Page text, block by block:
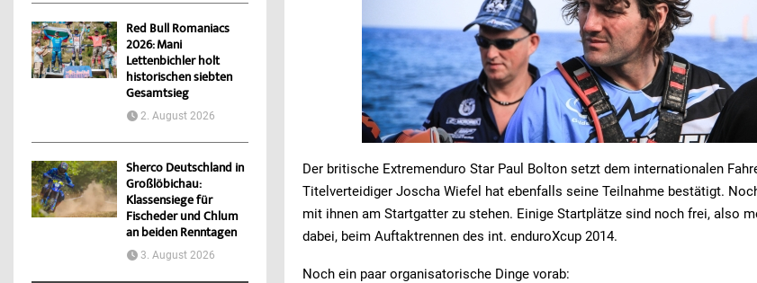
Der britische Extremenduro Star Paul Bolton setzt dem internationalen
Titelverteidiger Joscha Wiefel hat ebenfalls seine Teilnahme bestätigt.
mit ihnen am Startgatter zu stehen. Einige Startplätze sind noch frei, also
dabei, beim Auftaktrennen des int. enduroXcup 2014.
Noch ein paar organisatorische Dinge vorab:
Red Bull Romaniacs
2026: Mani
Lettenbichler holt
historischen siebten
Gesamtsieg
2. August 2026
Sherco Deutschland in
Großlöbichau:
Klassensiege für
Fischeder und Chlum
an beiden Renntagen
3. August 2026